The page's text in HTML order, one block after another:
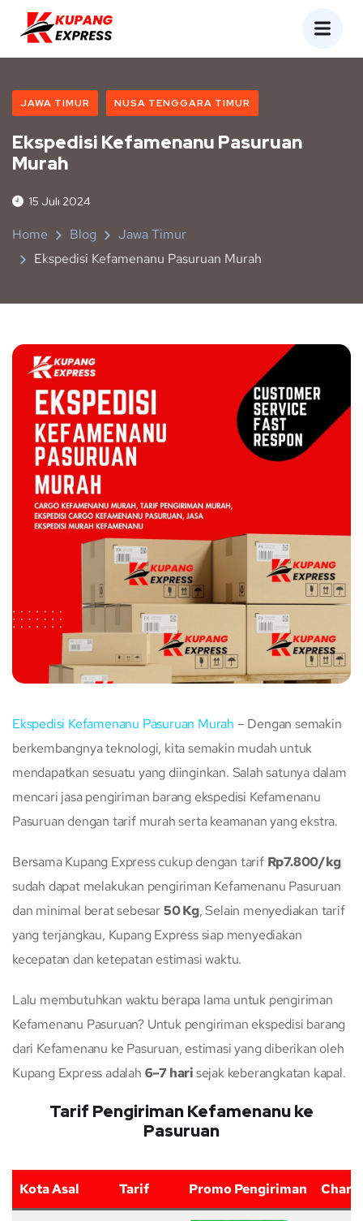
JAWA TIMUR NUSA TENGGARA TIMUR
Ekspedisi Kefamenanu Pasuruan
Murah
15 Juli 2024
Home Blog
Jawa Timur
Ekspedisi Kefamenanu Pasuruan Murah
Ekspedisi Kefamenanu Pasuruan Murah – Dengan semakin
berkembangnya teknologi, kita semakin mudah untuk
mendapatkan sesuatu yang diinginkan. Salah satunya dalam
mencari jasa pengiriman barang ekspedisi Kefamenanu
Pasuruan dengan tarif murah serta keamanan yang ekstra.
Bersama Kupang Express cukup dengan tarif Rp7.800/kg
sudah dapat melakukan pengiriman Kefamenanu Pasuruan
dan minimal berat sebesar50 Kg, Selain menyediakan tarif
yang terjangkau, Kupang Express siap menyediakan
kecepatan dan ketepatan estimasi waktu.
Lalu membutuhkan waktu berapa lama untuk pengiriman
Kefamenanu Pasuruan? Untuk pengiriman ekspedisi barang
dari Kefamenanu ke Pasuruan, estimasi yang diberikan oleh
Kupang Express adalah 6–7 harisejak keberangkatan kapal.
Tarif Pengiriman Kefamenanu ke
Pasuruan
Kota Asal Tarif Promo Pengiriman